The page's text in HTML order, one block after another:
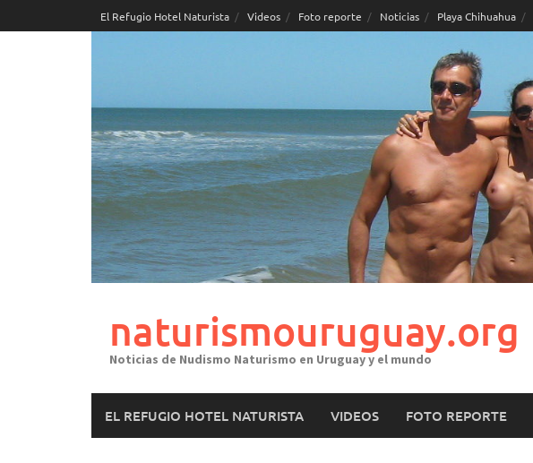
to
El Refugio Hotel Naturista Videos Foto reporte Noticias Playa Chihuahua
naturismouruguay.org
Noticias de Nudismo Naturismo en Uruguay y el mundo
EL REFUGIO HOTEL NATURISTA VIDEOS FOTO REPORTE